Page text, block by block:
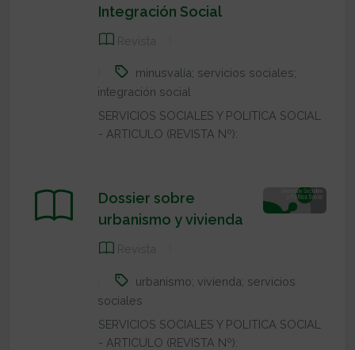
Integración Social
Revista
minusvalía; servicios sociales;
integración social
SERVICIOS SOCIALES Y POLITICA SOCIAL
- ARTICULO (REVISTA Nº):
Dossier sobre
urbanismo y vivienda
Revista
urbanismo; vivienda; servicios
sociales
SERVICIOS SOCIALES Y POLITICA SOCIAL
- ARTICULO (REVISTA Nº):